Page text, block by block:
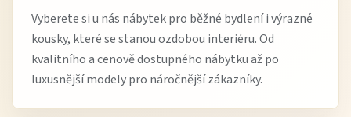
Vyberete si u nás nábytek pro běžné bydlení i výrazné
kousky, které se stanou ozdobou interiéru. Od
kvalitního a cenově dostupného nábytku až po
luxusnější modely pro náročnější zákazníky.